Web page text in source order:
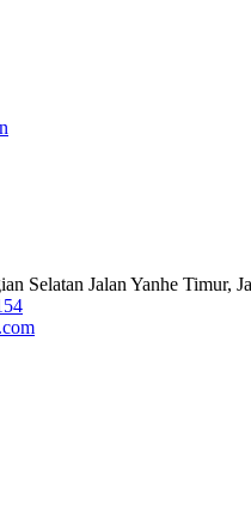
Selatan Jalan Yanhe Timur,